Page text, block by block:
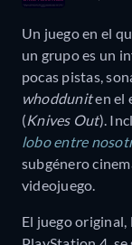
Un juego en el
un grupo es un
pocas pistas,
whodduniten el
(Knives Out).
lobo entre
subgénero
videojuego.
El juego